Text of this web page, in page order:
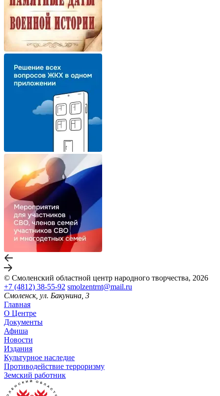
© Смоленский областной центр народного творчества, 2026
+7 (4812) 38-55-92 smolzentrnt@mail.ru
Смоленск, ул. Бакунина, 3
Главная
О Центре
Документы
Афиша
Новости
Издания
Культурное наследие
Противодействие терроризму
Земский работник